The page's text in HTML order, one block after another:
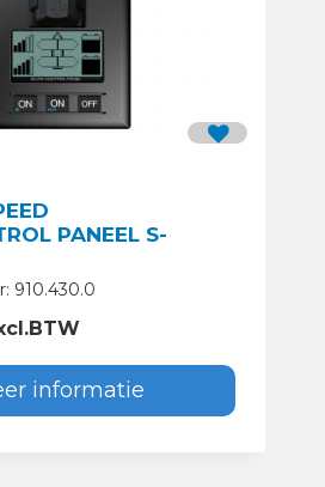
PANEEL S-
910.430.0
informatie